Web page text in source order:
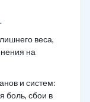
веса,
на
и систем:
боль, сбои в